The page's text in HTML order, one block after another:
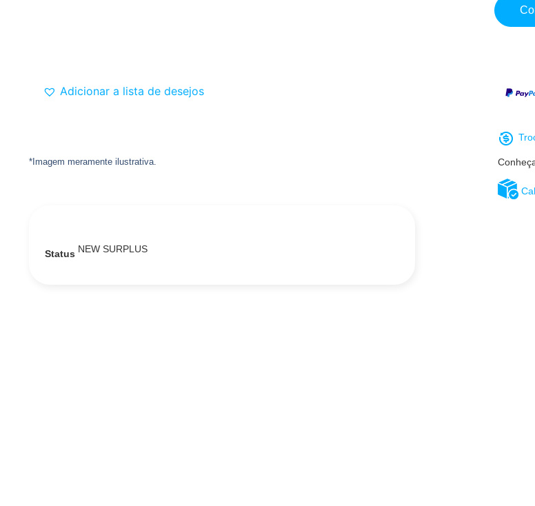
Adicionar a lista de desejos
*Imagem meramente ilustrativa.
Status NEW SURPLUS